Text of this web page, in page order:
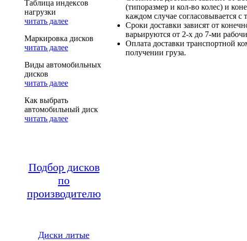
Таблица индексов
нагрузки
читать далее
Маркировка дисков
читать далее
Виды автомобильных
дисков
читать далее
Как выбрать
автомобильный диск
читать далее
Подбор дисков
по
производителю
Диски литые
(типоразмер и кол-во колес) и
каждом случае согласовывается
Сроки доставки зависят от
варьируются от 2-х до 7-ми
Оплата доставки транспортной
получении груза.